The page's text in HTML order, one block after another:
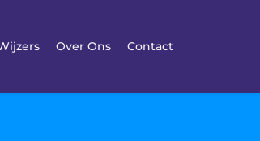
Over Ons Contact